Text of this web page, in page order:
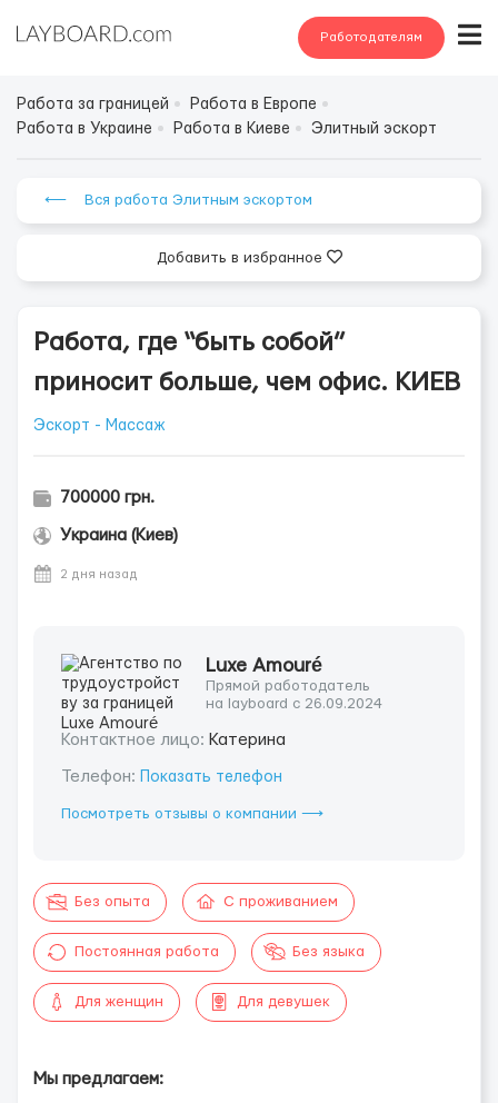
Работодателям
Работа за границей
Работа в Европе
Работа в Украине
Работа в Киеве Элитный эскорт
⟵ Вся работа Элитным эскортом
Добавить в избранное
Работа, где “быть собой”
приносит больше, чем офис. КИЕВ
Эскорт - Массаж
700000 грн.
Украина (Киев)
2 дня назад
Luxe Amouré
Прямой работодатель
на layboard с 26.09.2024
Контактное лицо: Катерина
Телефон: Показать телефон
Посмотреть отзывы о компании ⟶
Без опыта С проживанием
Постоянная работа Без языка
Для женщин Для девушек
Мы предлагаем: